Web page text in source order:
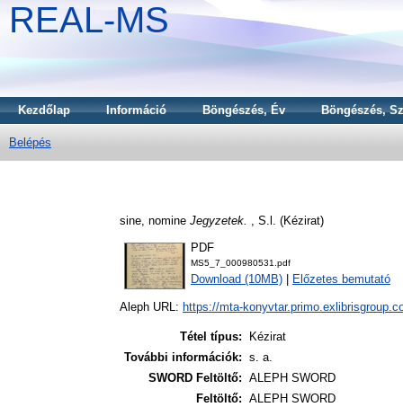
REAL-MS
Kezdőlap Információ Böngészés, Év Böngészés,
Belépés
sine, nomine Jegyzetek. , S.l. (Kézirat)
PDF
MS5_7_000980531.pdf
Download (10MB) Előzetes bemutató
Aleph URL: https://mta-
Tétel típus:
Kézirat
További információk: s. a.
SWORD Feltöltő: ALEPH SWORD
Feltöltő: ALEPH SWORD